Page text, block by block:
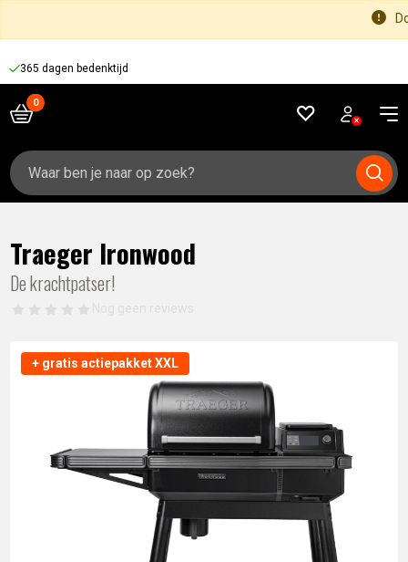
365 dagen bedenktijd
Zoeken
naar:
Traeger Ironwood
De krachtpatser!
+ gratis actiepakket XXL